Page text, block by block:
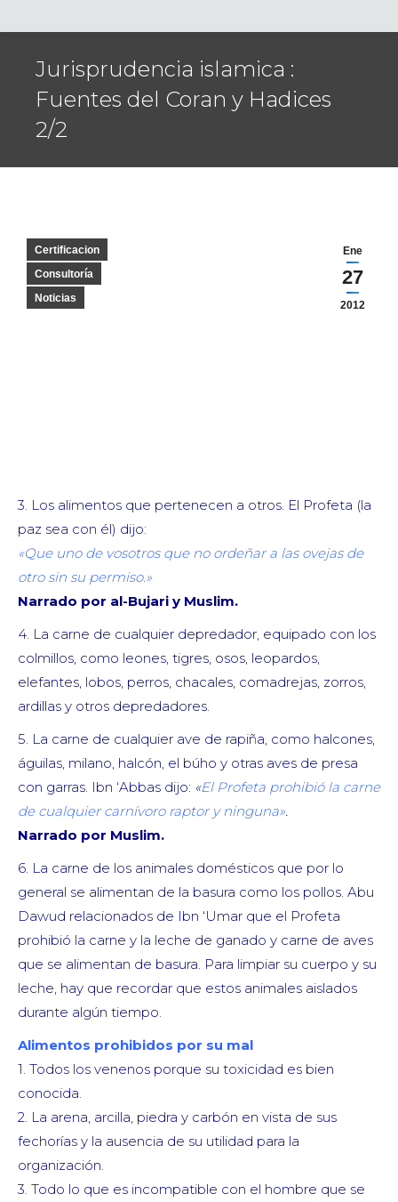
Jurisprudencia islamica :
Fuentes del Coran y Hadices
2/2
Ene
27
2012
Certificacion
Consultoría
Noticias
3. Los alimentos que pertenecen a otros. El Profeta (la
paz sea con él) dijo:
«Que uno de vosotros que no ordeñar a las ovejas de
otro sin su permiso.»
Narrado por al-Bujari y Muslim.
4. La carne de cualquier depredador, equipado con los
colmillos, como leones, tigres, osos, leopardos,
elefantes, lobos, perros, chacales, comadrejas, zorros,
ardillas y otros depredadores.
5. La carne de cualquier ave de rapiña, como halcones,
águilas, milano, halcón, el búho y otras aves de presa
con garras. Ibn ‘Abbas dijo: «El Profeta prohibió la carne
de cualquier carnívoro raptor y ninguna».
Narrado por Muslim.
6. La carne de los animales domésticos que por lo
general se alimentan de la basura como los pollos. Abu
Dawud relacionados de Ibn ‘Umar que el Profeta
prohibió la carne y la leche de ganado y carne de aves
que se alimentan de basura. Para limpiar su cuerpo y su
leche, hay que recordar que estos animales aislados
durante algún tiempo.
Alimentos prohibidos por su mal
1. Todos los venenos porque su toxicidad es bien
conocida.
2. La arena, arcilla, piedra y carbón en vista de sus
fechorías y la ausencia de su utilidad para la
organización.
3. Todo lo que es incompatible con el hombre que se